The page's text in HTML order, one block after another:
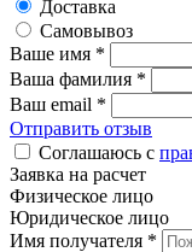
Доставка
Самовывоз
Ваше имя *
Ваша фамилия *
Ваш email *
Отправить отзыв
Соглашаюсь с
Заявка на расчет
Физическое лицо
Юридическое лицо
Имя получателя *